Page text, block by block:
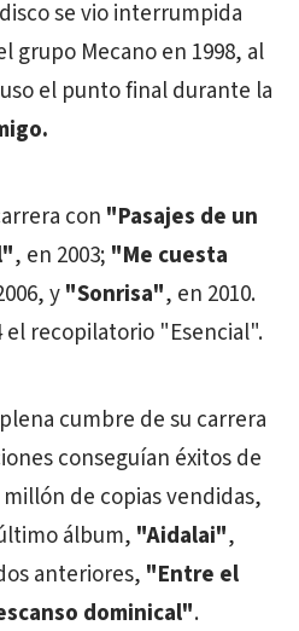
se vio interrumpida
grupo Mecano en 1998, al
el punto final durante la
con "Pasajes de un
, en 2003; "Me cuesta
y"Sonrisa", en 2010.
el recopilatorio "Esencial".
cumbre de su carrera
conseguían éxitos de
de copias vendidas,
álbum, "Aidalai",
anteriores, "Entre el
dominical".